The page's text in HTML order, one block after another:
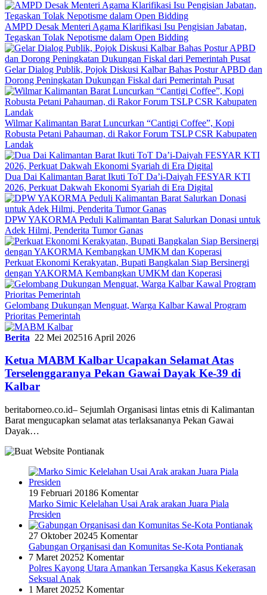
AMPD Desak Menteri Agama Klarifikasi Isu Pengisian Jabatan,
Tegaskan Tolak Nepotisme dalam Open Bidding
Gelar Dialog Publik, Pojok Diskusi Kalbar Bahas Postur APBD dan
Dorong Peningkatan Dukungan Fiskal dari Pemerintah Pusat
Wilmar Kalimantan Barat Luncurkan “Cantigi Coffee”, Kopi
Robusta Petani Pahauman, di Rakor Forum TSLP CSR Kabupaten
Landak
Dua Dai Kalimantan Barat Ikuti ToT Da’i-Daiyah FESYAR KTI
2026, Perkuat Dakwah Ekonomi Syariah di Era Digital
DPW YAKORMA Peduli Kalimantan Barat Salurkan Donasi untuk
Adek Hilmi, Penderita Tumor Ganas
Perkuat Ekonomi Kerakyatan, Bupati Bangkalan Siap Bersinergi
dengan YAKORMA Kembangkan UMKM dan Koperasi
Gelombang Dukungan Menguat, Warga Kalbar Kawal Program
Prioritas Pemerintah
Berita 22 Mei 202516 April 2026
Ketua MABM Kalbar Ucapakan Selamat Atas
Terselenggaranya Pekan Gawai Dayak Ke-39 di
Kalbar
beritaborneo.co.id– Sejumlah Organisasi lintas etnis di Kalimantan
Barat mengucapkan selamat atas terlaksananya Pekan Gawai
Dayak…
19 Februari 20186 Komentar
Marko Simic Kelelahan Usai Arak arakan Juara Piala
Presiden
27 Oktober 20245 Komentar
Gabungan Organisasi dan Komunitas Se-Kota Pontianak
7 Maret 20252 Komentar
Polres Kayong Utara Amankan Tersangka Kasus Kekerasan
Seksual Anak
1 Maret 20252 Komentar